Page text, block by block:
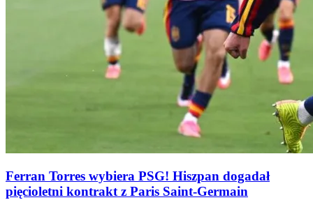
Ferran Torres wybiera PSG! Hiszpan dogadał
pięcioletni kontrakt z Paris Saint-Germain